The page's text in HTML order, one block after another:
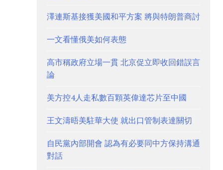
澤連斯基接獲美國和平方案 將與特朗普商討
一文看懂俄美如何表態
高市稱政府立場一貫 北京促立即收回錯誤言
論
美方控4人走私數百顆英偉達芯片至中國
王文濤晤美駐華大使 就出口管制表達關切
自民黨內部開會 認為有必要同中方保持溝通
對話